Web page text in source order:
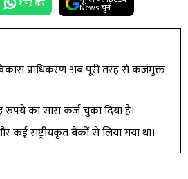
शेयर कर News चुनें
प्राधिकरण अब पूरी तरह से कर्जमुक्त
रुपये का सारा कर्ज़ चुका दिया है।
राष्ट्रीयकृत बैंकों से लिया गया था।